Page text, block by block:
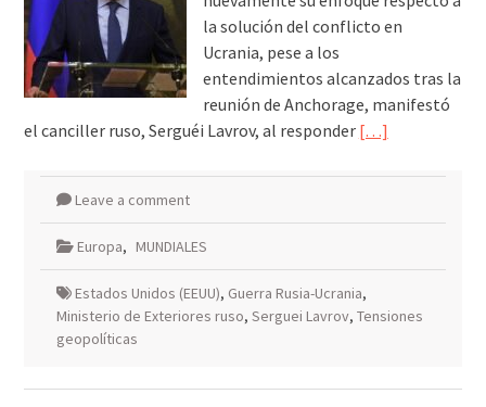
la solución del conflicto en
Ucrania, pese a los
entendimientos alcanzados tras la
reunión de Anchorage, manifestó
el canciller ruso, Serguéi Lavrov, al responder […]
Leave a comment
Europa, MUNDIALES
Estados Unidos (EEUU), Guerra Rusia-Ucrania,
Ministerio de Exteriores ruso, Serguei Lavrov, Tensiones
geopolíticas